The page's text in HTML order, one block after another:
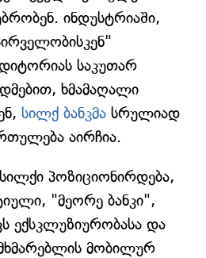
ინდუსტრიაში,
საკუთარ
ხმამაღალი
სილქ ბანკმა სრულიად
აირჩია.
პოზიციონირდება,
"მეორე ბანკი",
ექსკლუზიურობასა და
მობილურ